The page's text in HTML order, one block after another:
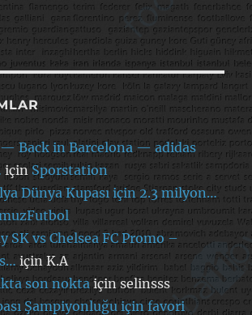
— Back in Barcelona — adidas
içinSporstation
Dünya Kupası için 2.3 milyon…
SK vs Chelsea FC Promo –
içinK.A
son noktaiçinselinsss
Şampiyonluğu için favori